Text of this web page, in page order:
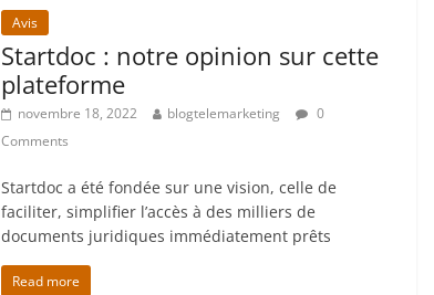
Avis
Startdoc : notre opinion sur cette
plateforme
novembre 18, 2022 blogtelemarketing
0
Comments
Startdoc a été fondée sur une vision, celle de
faciliter, simplifier l’accès à des milliers de
documents juridiques immédiatement prêts
Read more